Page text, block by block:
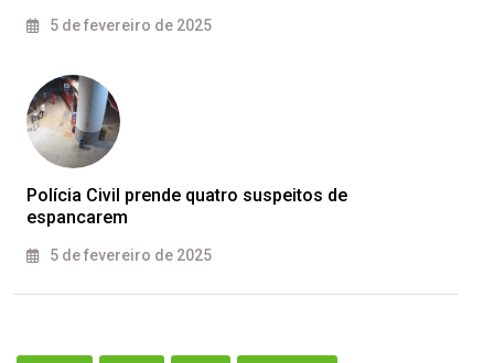
5 de fevereiro de 2025
Polícia Civil prende quatro suspeitos de
espancarem
5 de fevereiro de 2025